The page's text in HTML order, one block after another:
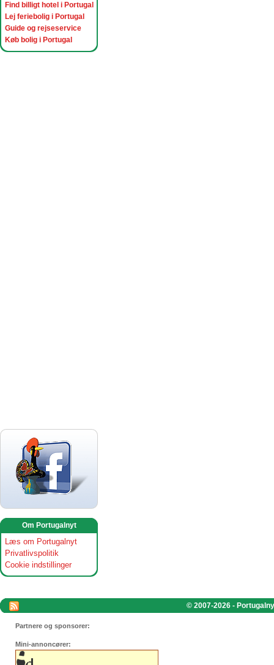
Find billigt hotel i Portugal
Lej feriebolig i Portugal
Guide og rejseservice
Køb bolig i Portugal
Om Portugalnyt
Læs om Portugalnyt
Privatlivspolitik
Cookie indstillinger
© 2007-2026 -
Partnere og sponsorer:
Mini-annoncører: